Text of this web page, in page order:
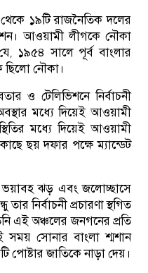
১৯টি রাজনৈতিক দলের
আওয়ামী লীগকে নৌকা
১৯৫৪ সালে পূর্ব বাংলার
ছিলো নৌকা।
ও টেলিভিশনে নির্বাচনী
মধ্যে দিয়েই আওয়ামী
মধ্যে দিয়েই আওয়ামী
ছয় দফার পক্ষে ম্যান্ডেট
ভয়াবহ ঝড় এবং জলোচ্ছাসে
নির্বাচনী প্রচারণা স্থগিত
এই অঞ্চলের জনগনের প্রতি
সোনার বাংলা শ্মশান
পোষ্টার জাতিকে নাড়া দেয়।